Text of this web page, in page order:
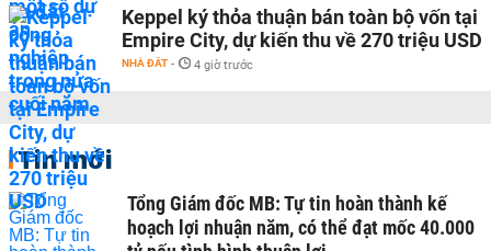
Keppel ký thỏa thuận bán toàn bộ vốn tại
Empire City, dự kiến thu về 270 triệu USD
NHÀ ĐẤT - 4 giờ trước
Tin mới
Tổng Giám đốc MB: Tự tin hoàn thành kế
hoạch lợi nhuận năm, có thể đạt mốc 40.000